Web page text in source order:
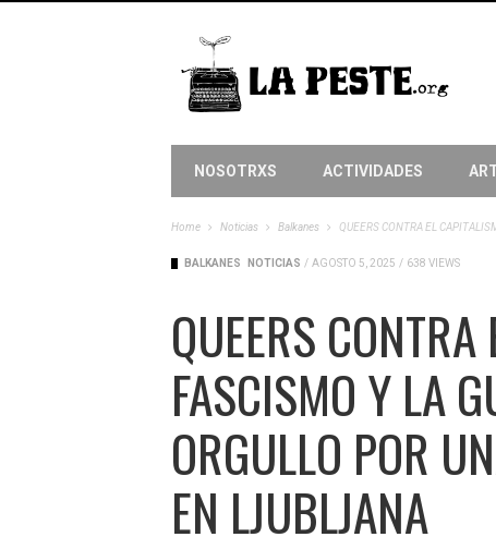
NOSOTRXS ACTIVIDADES
Home Noticias Balkanes QUEERS CONTRA EL
BALKANES NOTICIAS / AGOSTO 5, 2025 / 638 VIEWS
QUEERS
FASCISMO Y LA
ORGULLO POR
EN LJUBLJANA